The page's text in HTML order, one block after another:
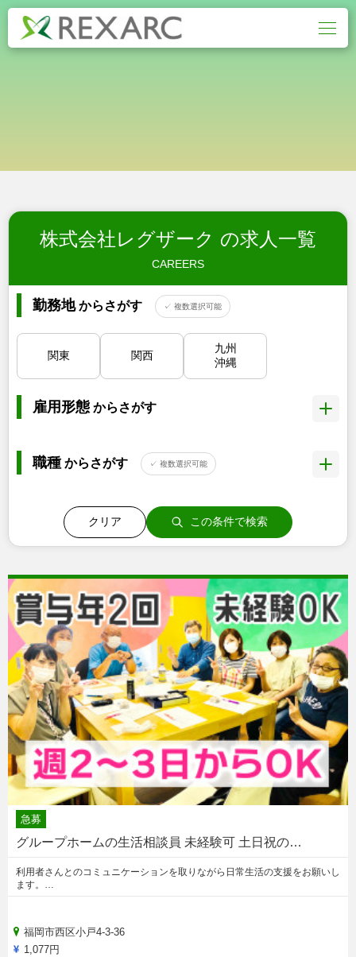
株式会社レグザーク の求人一覧
CAREERS
勤務地からさがす ✓ 複数選択可能
関東 関西
九州
沖縄
雇用形態 からさがす
職種 からさがす ✓ 複数選択可能
クリア この条件で検索
急募
グループホームの生活相談員 未経験可 土日祝の…
利用者さんとのコミュニケーションを取りながら日常生活の支援をお願いし
ます。…
福岡市西区小戸4-3-36
1,077円